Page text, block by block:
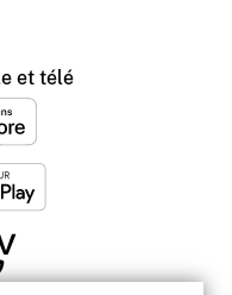
et télé